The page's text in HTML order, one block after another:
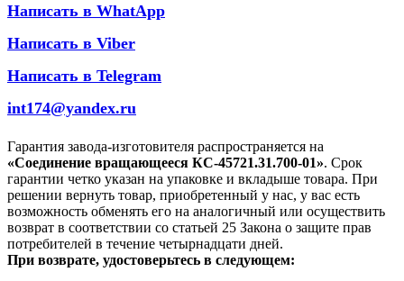
Написать в WhatApp
Написать в Viber
Написать в Telegram
int174@yandex.ru
Гарантия завода-изготовителя распространяется на
«Соединение вращающееся КС-45721.31.700-01». Срок
гарантии четко указан на упаковке и вкладыше товара. При
решении вернуть товар, приобретенный у нас, у вас есть
возможность обменять его на аналогичный или осуществить
возврат в соответствии со статьей 25 Закона о защите прав
потребителей в течение четырнадцати дней.
При возврате, удостоверьтесь в следующем: